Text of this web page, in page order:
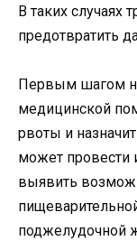
В таких случаях
предотвратить
Первым шагом
медицинской
рвоты и
может провести
выявить
поджелудочной